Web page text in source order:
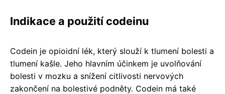
Indikace a použití codeinu
Codein je opioidní lék, který slouží k tlumení bolesti a
tlumení kašle. Jeho hlavním účinkem je uvolňování
bolesti v mozku a snížení citlivosti nervových
zakončení na bolestivé podněty. Codein má také